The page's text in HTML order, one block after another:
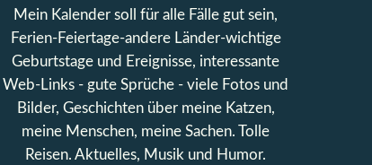
Mein Kalender soll für alle Fälle gut sein,
Ferien-Feiertage-andere Länder-wichtige
Geburtstage und Ereignisse, interessante
Web-Links - gute Sprüche - viele Fotos und
Bilder, Geschichten über meine Katzen,
meine Menschen, meine Sachen. Tolle
Reisen. Aktuelles, Musik und Humor.